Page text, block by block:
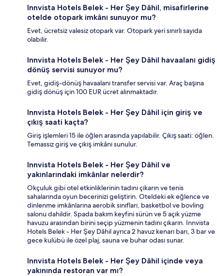
Innvista Hotels Belek - Her Şey Dâhil, misafirlerine
otelde otopark imkânı sunuyor mu?
Evet, ücretsiz valesiz otopark var. Otopark yeri sınırlı sayıda
olabilir.
Innvista Hotels Belek - Her Şey Dâhil havaalanı gidiş
dönüş servisi sunuyor mu?
Evet, gidiş-dönüş havaalanı transfer servisi var. Araç başına
gidiş dönüş için 100 EUR ücret alınmaktadır.
Innvista Hotels Belek - Her Şey Dâhil için giriş ve
çıkış saati kaçta?
Giriş işlemleri 15 ile öğlen arasında yapılabilir. Çıkış saati: öğlen.
Temassız giriş ve çıkış imkânı sunulur.
Innvista Hotels Belek - Her Şey Dâhil ve
yakınlarındaki imkânlar nelerdir?
Okçuluk gibi otel etkinliklerinin tadını çıkarın ve tenis
sahalarında oyun becerinizi geliştirin. Oteldeki ek eğlence ve
dinlenme imkânlarına aerobik sınıfları, basketbol ve bovling
salonu dahildir. Spada bakım keyfini sürün ve 5 açık yüzme
havuzu arasından birini seçip yüzmenin tadını çıkarın. Innvista
Hotels Belek - Her Şey Dâhil ayrıca 2 havuz kenarı barı, 3 bar ve
gece kulübü ile özel plaj, sauna ve buhar odası sunar.
Innvista Hotels Belek - Her Şey Dâhil içinde veya
yakınında restoran var mı?